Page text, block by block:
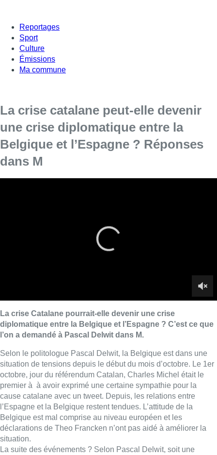
Reportages
Sport
Culture
Émissions
Ma commune
La crise catalane peut-elle devenir
une crise diplomatique entre la
Belgique et l’Espagne ? Réponses
dans M
situation de tensions depuis le début du mois d’octobre. Le 1er
octobre, jour du référendum Catalan, Charles Michel était le
l’Espagne et la Belgique restent tendues. L’attitude de la
déclarations de Theo Francken n’ont pas aidé à améliorer la
situation.
La suite des événements ? Selon Pascal Delwit, soit une
temporisation se fait du côté de l’Espagne, soit elle lancera un
mettrait la Belgique en difficulté et risquerait de l’isoler au
niveau européen.
Invité : Pascal Delwit (professeur de science politique
à l’Université Libre de Bruxelles)
Voir aussi :Carles Puigdemont affirme qu’il ne sollicite
pas l’asile en Belgique, son avocat n’écarte pas l’idée
Voir aussi : Charles Michel : « Carles Puigdemont a les
mêmes droits et devoirs que tout citoyen européen »